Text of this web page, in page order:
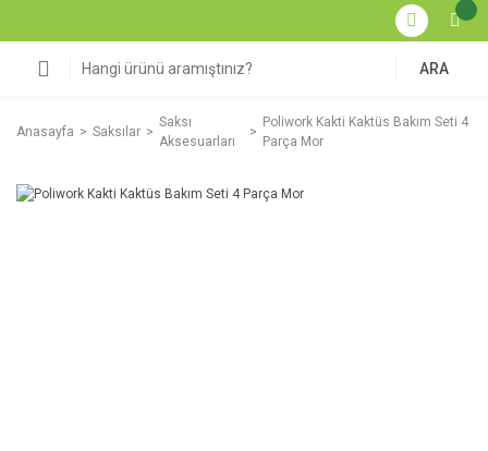
ARA
Anasayfa Saksılar
Saksı
Aksesuarları
Poliwork Kakti Kaktüs Bakım Seti 4
Parça Mor